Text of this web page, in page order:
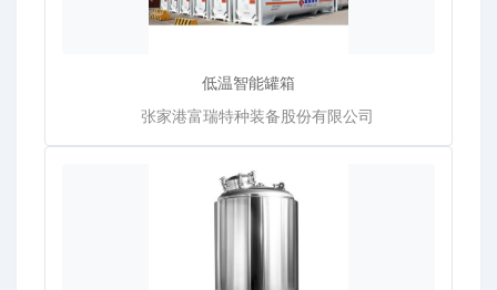
低温智能罐箱
张家港富瑞特种装备股份有限公司